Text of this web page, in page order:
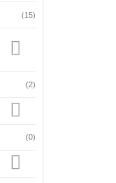
(15)
(2)
(0)